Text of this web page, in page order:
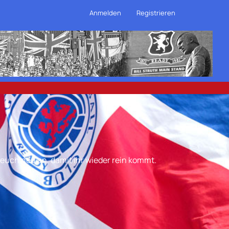
Anmelden Registrieren
neu an, damit ihr wieder rein kommt.